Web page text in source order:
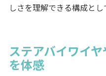
しさを理解できる構成とし
ステアバイワイ
を体感